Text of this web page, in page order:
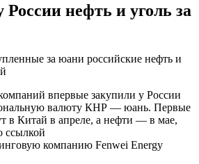
нефть и уголь за
за юани российские нефть и
впервые закупили у России
валюту КНР — юань. Первые
в Китай в апреле, а нефти — в мае,
ссылкой
компанию Fenwei Energy